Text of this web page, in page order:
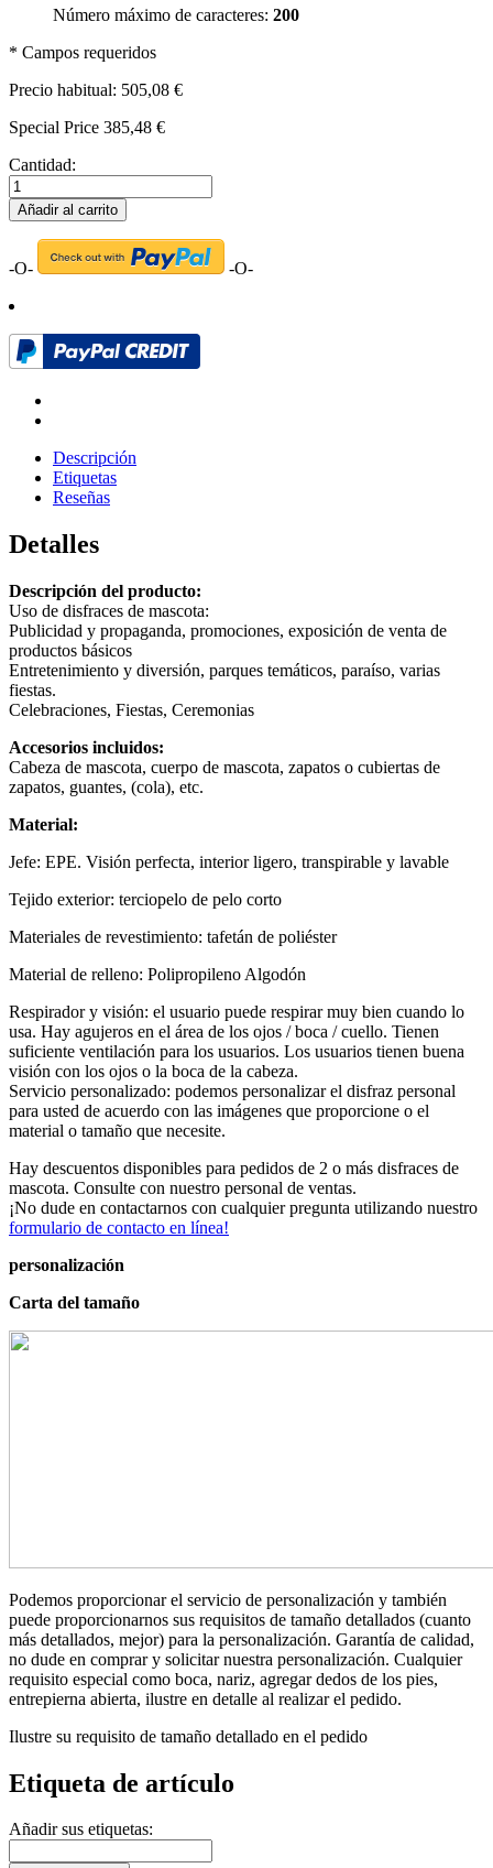
Número máximo de caracteres: 200
* Campos requeridos
Precio habitual: 505,08 €
Special Price 385,48 €
Cantidad:
Añadir al carrito
-O- -O-
Descripción
Etiquetas
Reseñas
Detalles
Descripción del producto:
Uso de disfraces de mascota:
Publicidad y propaganda, promociones, exposición de venta de
productos básicos
Entretenimiento y diversión, parques temáticos, paraíso, varias
fiestas.
Celebraciones, Fiestas, Ceremonias
Accesorios incluidos:
Cabeza de mascota, cuerpo de mascota, zapatos o cubiertas de
zapatos, guantes, (cola), etc.
Material:
Jefe: EPE. Visión perfecta, interior ligero, transpirable y lavable
Tejido exterior: terciopelo de pelo corto
Materiales de revestimiento: tafetán de poliéster
Material de relleno: Polipropileno Algodón
Respirador y visión: el usuario puede respirar muy bien cuando lo
usa. Hay agujeros en el área de los ojos / boca / cuello. Tienen
suficiente ventilación para los usuarios. Los usuarios tienen buena
visión con los ojos o la boca de la cabeza.
Servicio personalizado: podemos personalizar el disfraz personal
para usted de acuerdo con las imágenes que proporcione o el
material o tamaño que necesite.
Hay descuentos disponibles para pedidos de 2 o más disfraces de
mascota. Consulte con nuestro personal de ventas.
¡No dude en contactarnos con cualquier pregunta utilizando nuestro
formulario de contacto en línea!
personalización
Carta del tamaño
Podemos proporcionar el servicio de personalización y también
puede proporcionarnos sus requisitos de tamaño detallados (cuanto
más detallados, mejor) para la personalización. Garantía de calidad,
no dude en comprar y solicitar nuestra personalización. Cualquier
requisito especial como boca, nariz, agregar dedos de los pies,
entrepierna abierta, ilustre en detalle al realizar el pedido.
Ilustre su requisito de tamaño detallado en el pedido
Etiqueta de artículo
Añadir sus etiquetas: